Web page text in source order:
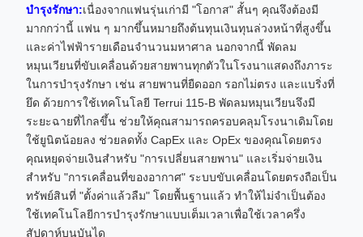
บำรุงรักษา:เนื่องจากแฟนรุ่นเก่ามี "โอกาส" สั้นๆ คุณจึงต้องมี
มากกว่านี้ แฟน ๆ มากขึ้นหมายถึงต้นทุนเงินทุนล่วงหน้าที่สูงขึ้น
และค่าไฟฟ้ารายเดือนจำนวนมหาศาล นอกจากนี้ พัดลม
หมุนเวียนที่ขับเคลื่อนด้วยสายพานทุกตัวในโรงนาแสดงถึงภาระ
ในการบำรุงรักษา เช่น สายพานที่ยืดออก รอกไม่ตรง และแบริ่งที่
ยึด ด้วยการใช้เทคโนโลยี Terrui 115-B พัดลมหมุนเวียนจึงมี
ระยะฉายที่ไกลขึ้น ช่วยให้คุณสามารถครอบคลุมโรงนาเดิมโดย
ใช้ยูนิตน้อยลง ช่วยลดทั้ง CapEx และ OpEx ของคุณโดยตรง
คุณหยุดจ่ายเงินสำหรับ "การเปลี่ยนสายพาน" และเริ่มจ่ายเงิน
สำหรับ "การเคลื่อนที่ของอากาศ" ระบบขับเคลื่อนโดยตรงถือเป็น
ทรัพย์สินที่ "ตั้งค่าแล้วลืม" โดยพื้นฐานแล้ว ทำให้ไม่จำเป็นต้อง
ใช้เทคโนโลยีการบำรุงรักษาแบบเต็มเวลาเพื่อใช้เวลาครึ่ง
สัปดาห์บนบันได